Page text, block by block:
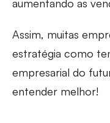
aumentando as
Assim, muitas
estratégia como
empresarial do
entender melhor!